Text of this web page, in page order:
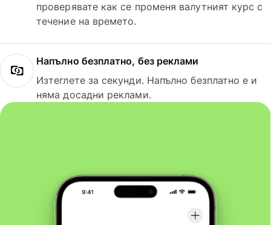
проверявате как се променя валутният курс с
течение на времето.
Напълно безплатно, без реклами
Изтеглете за секунди. Напълно безплатно е и
няма досадни реклами.